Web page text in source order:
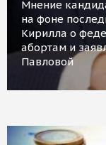
Мнение
на фоне
Кирилла о
абортам и
Павловой